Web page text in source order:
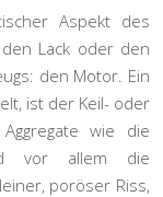
Aspekt des
Lack oder den
den Motor. Ein
ist der Keil- oder
wie die
vor allem die
poröser Riss,